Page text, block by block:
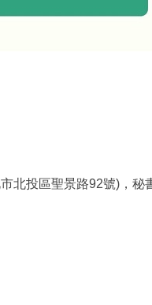
北投區聖景路92號)，秘